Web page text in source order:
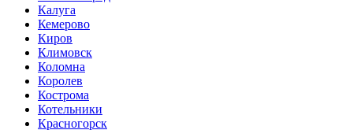
Калуга
Кемерово
Киров
Климовск
Коломна
Королев
Кострома
Котельники
Красногорск